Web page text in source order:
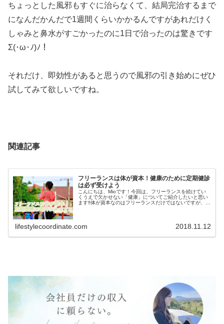
ちょっとした風邪もすぐに治らなくて、結局完治するまで
になんだかんだで1週間くらいかかるんですがあれだけく
しゃみと鼻水がすごかったのに1日で治ったのは驚きです
Σ(･ω･ﾉ)ﾉ！
それだけ、即効性があると思うので風邪の引き始めにぜひ
試してみて欲しいですね。
関連記事
フリーランスは体が資本！健康のために定期健診
は必ず受けよう
こんにちは、Mioです！今回は、フリーランスを続けてい
くうえで欠かせない「健康」についてご紹介したいと思い
ます‼体が資本なのはフリーランスだけではないですが、フ
lifestylecoordinate.com 2018.11.12